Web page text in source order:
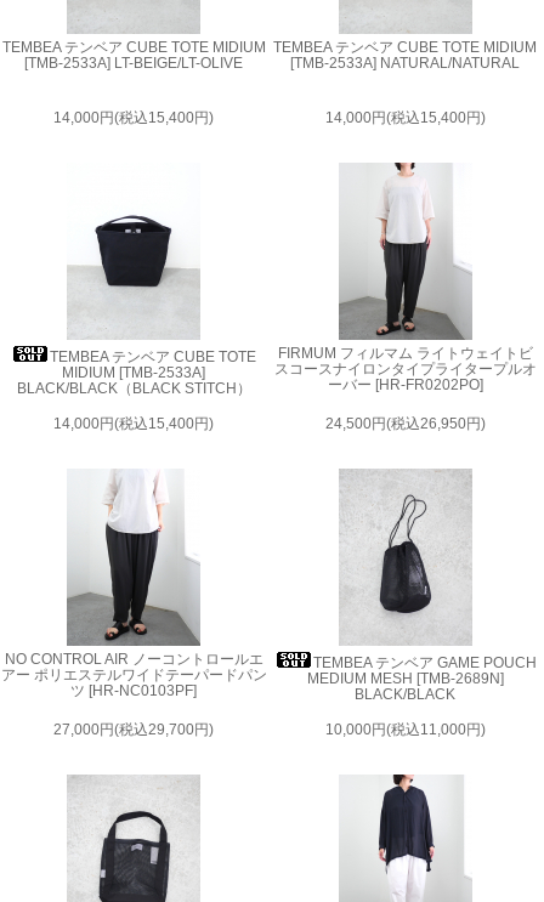
TEMBEA テンベア CUBE TOTE MIDIUM
[TMB-2533A] LT-BEIGE/LT-OLIVE
14,000円(税込15,400円)
TEMBEA テンベア CUBE TOTE MIDIUM
[TMB-2533A] NATURAL/NATURAL
14,000円(税込15,400円)
TEMBEA テンベア CUBE TOTE
MIDIUM [TMB-2533A]
BLACK/BLACK（BLACK STITCH）
14,000円(税込15,400円)
FIRMUM フィルマム ライトウェイトビ
スコースナイロンタイプライタープルオ
ーバー [HR-FR0202PO]
24,500円(税込26,950円)
NO CONTROL AIR ノーコントロールエ
アー ポリエステルワイドテーパードパン
ツ [HR-NC0103PF]
27,000円(税込29,700円)
TEMBEA テンベア GAME POUCH
MEDIUM MESH [TMB-2689N]
BLACK/BLACK
10,000円(税込11,000円)